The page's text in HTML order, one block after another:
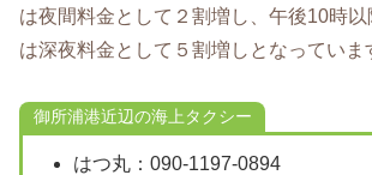
は夜間料金として２割増し、午後10時
は深夜料金として５割増しとなっていま
御所浦港近辺の海上タクシー
はつ丸：090-1197-0894